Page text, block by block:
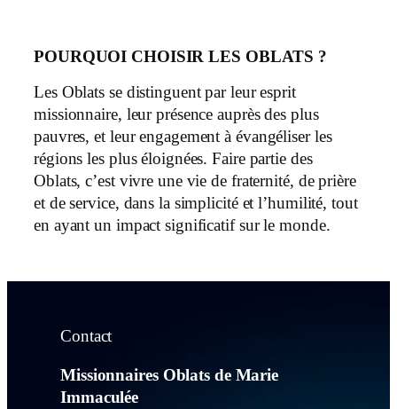
POURQUOI CHOISIR LES OBLATS ?
Les Oblats se distinguent par leur esprit
missionnaire, leur présence auprès des plus
pauvres, et leur engagement à évangéliser les
régions les plus éloignées. Faire partie des
Oblats, c’est vivre une vie de fraternité, de prière
et de service, dans la simplicité et l’humilité, tout
en ayant un impact significatif sur le monde.
Contact
Missionnaires Oblats de Marie
Immaculée